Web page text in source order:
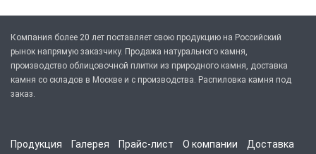
Компания более 20 лет поставляет свою продукцию на Российский
рынок напрямую заказчику. Продажа натурального камня,
производство облицовочной плитки из природного камня, доставка
камня со складов в Москве и с производства. Распиловка камня под
заказ.
Продукция Галерея Прайс-лист О компании Доставка